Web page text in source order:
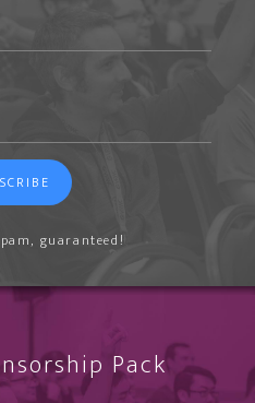
guaranteed!
Pack